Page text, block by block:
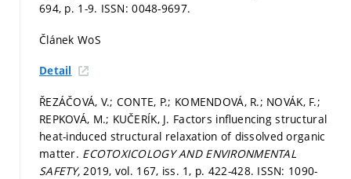
694, p. 1-9. ISSN: 0048-9697.
Článek WoS
Detail
ŘEZÁČOVÁ, V.; CONTE, P.; KOMENDOVÁ, R.; NOVÁK, F.;
REPKOVÁ, M.; KUČERÍK, J. Factors inﬂuencing structural
heat-induced structural relaxation of dissolved organic
matter. ECOTOXICOLOGY AND ENVIRONMENTAL
SAFETY, 2019, vol. 167, iss. 1, p. 422-428. ISSN: 1090-